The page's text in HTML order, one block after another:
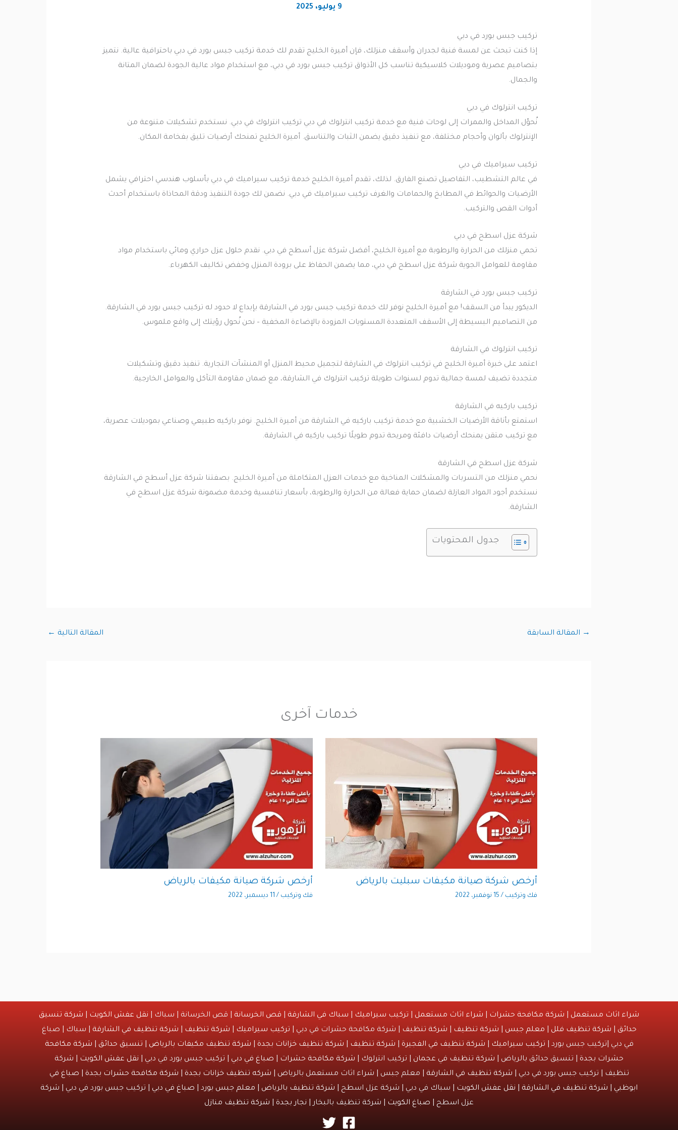
9 يوليو، 2025
تركيب جبس بورد في دبي
إذا كنت تبحث عن لمسة فنية لجدران وأسقف منزلك، فإن أميرة الخليج تقدم لك خدمة تركيب جبس بورد في دبي باحترافية عالية. نتميز
بتصاميم عصرية وموديلات كلاسيكية تناسب كل الأذواق تركيب جبس بورد في دبي، مع استخدام مواد عالية الجودة لضمان المتانة
والجمال.
تركيب انترلوك في دبي
نُحوّل المداخل والممرات إلى لوحات فنية مع خدمة تركيب انترلوك في دبي تركيب انترلوك في دبي. نستخدم تشكيلات متنوعة من
الإنترلوك بألوان وأحجام مختلفة، مع تنفيذ دقيق يضمن الثبات والتناسق. أميرة الخليج تمنحك أرضيات تليق بفخامة المكان.
تركيب سيراميك في دبي
في عالم التشطيب، التفاصيل تصنع الفارق. لذلك، تقدم أميرة الخليج خدمة تركيب سيراميك في دبي بأسلوب هندسي احترافي يشمل
الأرضيات والحوائط في المطابخ والحمامات والغرف تركيب سيراميك في دبي. نضمن لك جودة التنفيذ ودقة المحاذاة باستخدام أحدث
أدوات القص والتركيب.
شركة عزل اسطح في دبي
تحمي منزلك من الحرارة والرطوبة مع أميرة الخليج، أفضل شركة عزل أسطح في دبي. نقدم حلول عزل حراري ومائي باستخدام مواد
مقاومة للعوامل الجوية شركة عزل اسطح في دبي، مما يضمن الحفاظ على برودة المنزل وخفض تكاليف الكهرباء.
تركيب جبس بورد في الشارقة
الديكور يبدأ من السقف! مع أميرة الخليج نوفر لك خدمة تركيب جبس بورد في الشارقة بإبداع لا حدود له تركيب جبس بورد في الشارقة.
من التصاميم البسيطة إلى الأسقف المتعددة المستويات المزودة بالإضاءة المخفية – نحن نُحول رؤيتك إلى واقع ملموس.
تركيب انترلوك في الشارقة
اعتمد على خبرة أميرة الخليج في تركيب انترلوك في الشارقة لتجميل محيط المنزل أو المنشآت التجارية. تنفيذ دقيق وتشكيلات
متجددة تضيف لمسة جمالية تدوم لسنوات طويلة تركيب انترلوك في الشارقة، مع ضمان مقاومة التآكل والعوامل الخارجية.
تركيب باركيه في الشارقة
استمتع بأناقة الأرضيات الخشبية مع خدمة تركيب باركيه في الشارقة من أميرة الخليج. نوفر باركيه طبيعي وصناعي بموديلات عصرية،
مع تركيب متقن يمنحك أرضيات دافئة ومريحة تدوم طويلًا تركيب باركيه في الشارقة.
شركة عزل اسطح في الشارقة
نحمي منزلك من التسربات والمشكلات المناخية مع خدمات العزل المتكاملة من أميرة الخليج. بصفتنا شركة عزل أسطح في الشارقة
نستخدم أجود المواد العازلة لضمان حماية فعالة من الحرارة والرطوبة، بأسعار تنافسية وخدمة مضمونة شركة عزل اسطح في
الشارقة.
جدول المحتويات
→ المقالة السابقة المقالة التالية ←
خدمات آخرى
أرخص شركة صيانة مكيفات سبليت بالرياض
فك وتركيب / 15 نوفمبر، 2022
أرخص شركة صيانة مكيفات بالرياض
فك وتركيب / 11 ديسمبر، 2022
شراء اثاث مستعمل شركة مكافحة حشرات شراء اثاث مستعمل تركيب سيراميك سباك في الشارقة قص الخرسانة | قص الخرسانة | سباك | نقل عفش الكويت
شركة تنسيق
حدائق
شركة تنظيف فلل معلم جبس شركة تنظيف شركة تنظيف | شركة مكافحة حشرات في دبي | تركيب سيراميك شركة تنظيف شركة تنظيف في الشارقة | سباك | صباغ
في دبي |تركيب جبس بورد | تركيب سيراميك شركة تنظيف في الفجيرة شركة تنظيف شركة تنظيف خزانات بجدة شركة تنظيف مكيفات بالرياض تنسيق حدائق
شركة مكافحة
حشرات بجدة | تنسيق حدائق بالرياض | شركة تنظيف في عجمان | تركيب انترلوك | شركة مكافحة حشرات صباغ في دبي | تركيب جبس بورد في دبي | نقل عفش الكويت
| شركة
تنظيف | تركيب جبس بورد في دبي | شركة تنظيف في الشارقة | معلم جبس | شراء اثاث مستعمل بالرياض | شركه تنظيف خزانات بجدة شركة مكافحة حشرات بجدة
صباغ في
ابوظبي
شركة تنظيف في الشارقة نقل عفش الكويت | سباك في دبي | شركة عزل اسطح | شركة تنظيف بالرياض معلم جبس بورد صباغ في دبي | تركيب جبس بورد في دبي | شركة
عزل اسطح | صباغ الكويت | شركة تنظيف بالبخار | نجار بجدة شركة تنظيف منازل